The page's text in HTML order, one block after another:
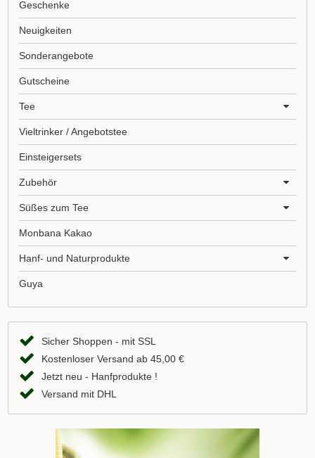
Geschenke
Neuigkeiten
Sonderangebote
Gutscheine
Tee
Vieltrinker / Angebotstee
Einsteigersets
Zubehör
Süßes zum Tee
Monbana Kakao
Hanf- und Naturprodukte
Guya
Sicher Shoppen - mit SSL
Kostenloser Versand ab 45,00 €
Jetzt neu - Hanfprodukte !
Versand mit DHL